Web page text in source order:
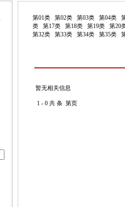
第01类 第02类 第03类 第04类
类
第17类 第18类 第19类
第20
第32类
第33类 第34类 第35类
暂无相关信息
1 - 0 共 条 第页